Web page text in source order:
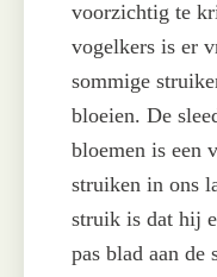
voorzichtig te
vogelkers is er
sommige
bloeien. De
bloemen is een
struiken in ons
struik is dat hij
pas blad aan de